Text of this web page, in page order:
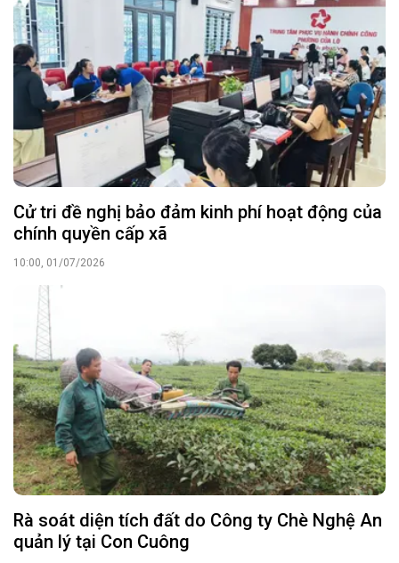
Cử tri đề nghị bảo đảm kinh phí hoạt động của
chính quyền cấp xã
10:00, 01/07/2026
Rà soát diện tích đất do Công ty Chè Nghệ An
quản lý tại Con Cuông